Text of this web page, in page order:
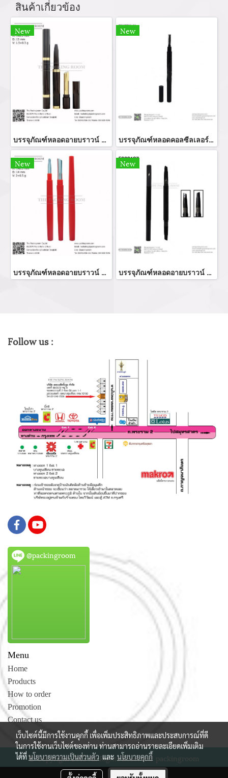
สินค้าเกี่ยวข้อง
New
บรรจุภัณฑ์หลอดอายบราวน์ botler eye brow หลอดบรรจุภัณฑ์เครื่องสำอาง
New
บรรจุภัณฑ์หลอดคอลซีลเลอร์ทรงกลม
New
บรรจุภัณฑ์หลอดอายบราวน์ botler eye brow หลอดบรรจุภัณฑ์เครื่องสำอาง
New
บรรจุภัณฑ์หลอดอายบราวน์ botler eye brow หลอดบรรจุภัณฑ์เครื่องสำอาง
Follow us :
@packingroom
Menu
Home
Products
How to order
Promotion
Contact us
© Copyright 2015 All Rights Reserved. packingroom
ผู้เข้าชมวันนี้ 554
เว็บไซต์นี้มีการใช้งานคุกกี้ เพื่อเพิ่มประสิทธิภาพและประสบการณ์ที่ดี
ในการใช้งานเว็บไซต์ของท่าน ท่านสามารถอ่านรายละเอียดเพิ่มเติม
ได้ที่นโยบายความเป็นส่วนตัวและนโยบายคุกกี้